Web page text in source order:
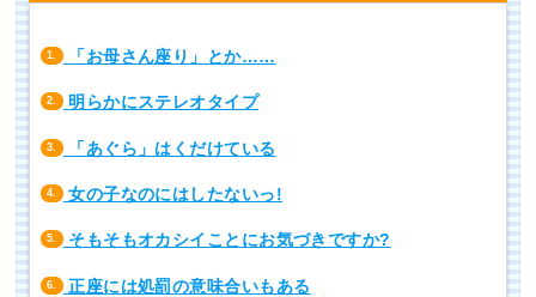
1. 「お母さん座り」とか……
2. 明らかにステレオタイプ
3. 「あぐら」はくだけている
4. 女の子なのにはしたないっ!
5. そもそもオカシイことにお気づきですか?
6. 正座には処罰の意味合いもある